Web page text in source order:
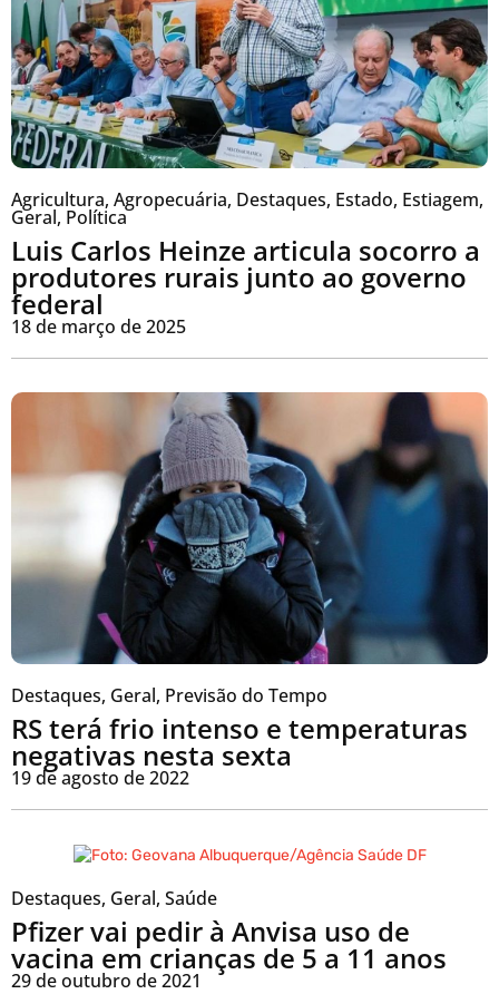
Agricultura, Agropecuária, Destaques, Estado, Estiagem,
Geral, Política
Luis Carlos Heinze articula socorro a
produtores rurais junto ao governo
federal
18 de março de 2025
Destaques, Geral, Previsão do Tempo
RS terá frio intenso e temperaturas
negativas nesta sexta
19 de agosto de 2022
Destaques, Geral, Saúde
Pfizer vai pedir à Anvisa uso de
vacina em crianças de 5 a 11 anos
29 de outubro de 2021